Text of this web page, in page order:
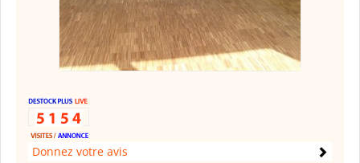
Donnez votre avis